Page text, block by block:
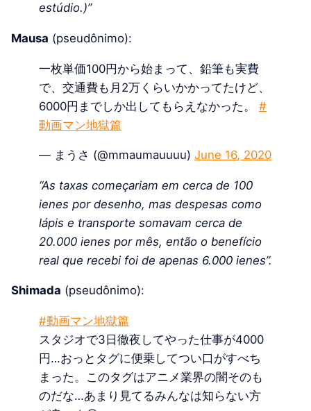
estúdio.)”
Mausa (pseudônimo):
一枚単価100円から始まって、鉛筆も実費
で、交通費も月2万くらいかかってたけど、
6000円までしか出してもらえなかった。 #
動画マン地獄篇
— まうさ (@mmaumauuuu) June 16, 2020
“As taxas começariam em cerca de 100
ienes por desenho, mas despesas como
lápis e transporte somavam cerca de
20.000 ienes por mês, então o benefício
real que recebi foi de apenas 6.000 ienes”.
Shimada (pseudônimo):
#動画マン地獄篇
スタジオで3日徹夜してやった仕事が4000
円…おっとタグに便乗してつい口がすべち
まった。このタグはアニメ業界の闇そのも
のだな…あまり見てるみんなは知らない方